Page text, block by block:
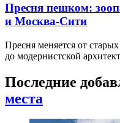
Пресня пешком:
и Москва-Сити
Пресня меняется от
до модернистской
Последние
места